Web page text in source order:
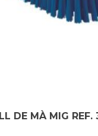
DE MÀ MIG REF.